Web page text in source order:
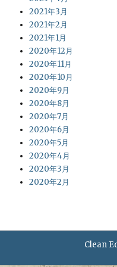
2021年3月
2021年2月
2021年1月
2020年12月
2020年11月
2020年10月
2020年9月
2020年8月
2020年7月
2020年6月
2020年5月
2020年4月
2020年3月
2020年2月
Clean